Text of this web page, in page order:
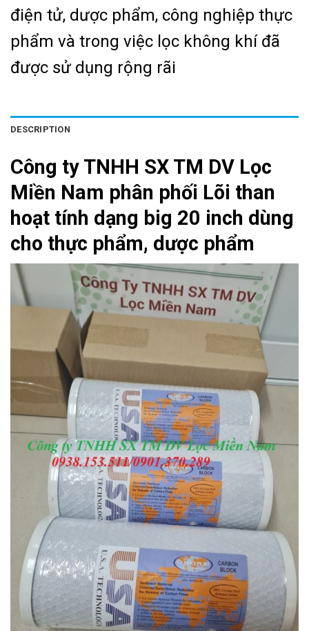
điện tử, dược phẩm, công nghiệp thực
phẩm và trong việc lọc không khí đã
được sử dụng rộng rãi
DESCRIPTION
Công ty TNHH SX TM DV Lọc
Miền Nam phân phối Lõi than
hoạt tính dạng big 20 inch dùng
cho thực phẩm, dược phẩm